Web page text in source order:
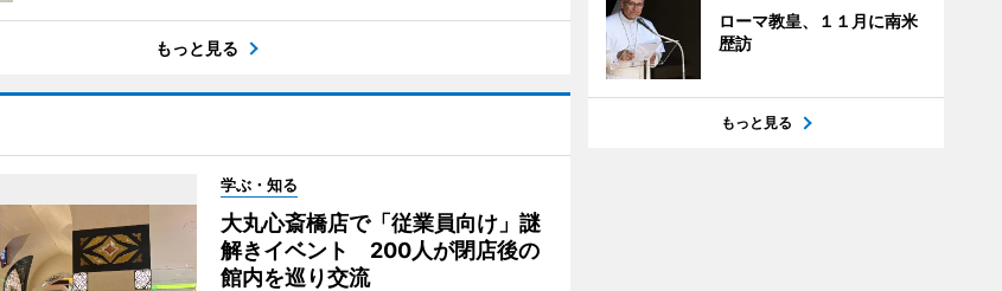
もっと見る
学ぶ・知る
大丸心斎橋店で「従業員向け」謎
解きイベント 200人が閉店後の
館内を巡り交流
ローマ教皇、１１月に南米
歴訪
もっと見る